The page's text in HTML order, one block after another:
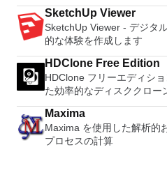
コンピューターと仮想マシ
を共有します。 幅広いホ
ストオペレーティングシス
動時にアプライアンス情報
す。 直感的なホームペー
ェイスを介して仮想マシン
セスできます。 VMware Playerは、
Microsoft Virtual Server仮想
はMicrosoft Virtual PC仮想
ートしています。
して楽しめます。 どこで
どこにいても音楽、ビデオ
セスできます。
Operaには、優れたインタ
介してWebを閲覧するため
がすべて揃っています。ス
から、新しいコンテンツを
Discoverページを提供しま
ク、国、言語ごとに必要な
示されます。起動時に、ス
ルとブックマークページも
す。これにより、最も頻繁
イトやお気に入りリストに
トに簡単にアクセスできま
SketchUp Viewer
SketchUp Viewer - デジタ
的な体験を作成します
HDClone Free Edition
HDClone フリーエディシ
た効率的なディスククロー
Maxima
Maxima を使用した解析的
プロセスの計算